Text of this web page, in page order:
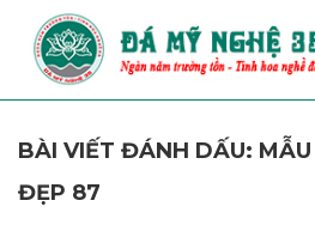
BÀI VIẾT ĐÁNH DẤU:
ĐẸP 87